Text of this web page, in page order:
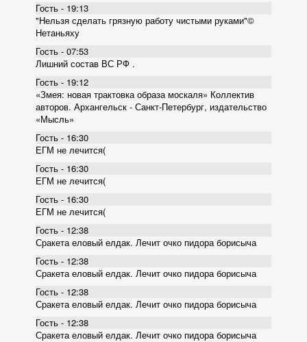
Гость - 19:13
"Нельзя сделать грязную работу чистыми руками"©
Нетаньяху
Гость - 07:53
Лишний состав ВС РФ .
Гость - 19:12
«Змея: новая трактовка образа москаля» Коллектив
авторов. Архангельск - Санкт-Петербург, издательство
«Мысль»
Гость - 16:30
ЕГМ не лечится(
Гость - 16:30
ЕГМ не лечится(
Гость - 16:30
ЕГМ не лечится(
Гость - 12:38
Сракета еловый елдак. Лечит очко пидора борисыча
Гость - 12:38
Сракета еловый елдак. Лечит очко пидора борисыча
Гость - 12:38
Сракета еловый елдак. Лечит очко пидора борисыча
Гость - 12:38
Сракета еловый елдак. Лечит очко пидора борисыча